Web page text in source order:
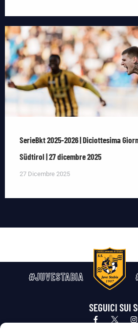
SerieBkt 2025-2026 | Diciottesima
Südtirol | 27 dicembre 2025
27 Dicembre 2025
#JUVESTABIA
SEGUICI SUI